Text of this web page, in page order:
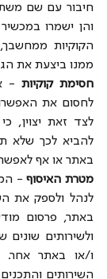
ממנו ביצעת את
חסימת קוקיות
באתר או אף
מטרת האיסוף